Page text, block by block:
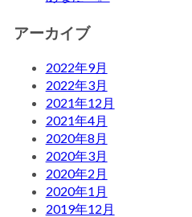
アーカイブ
2022年9月
2022年3月
2021年12月
2021年4月
2020年8月
2020年3月
2020年2月
2020年1月
2019年12月